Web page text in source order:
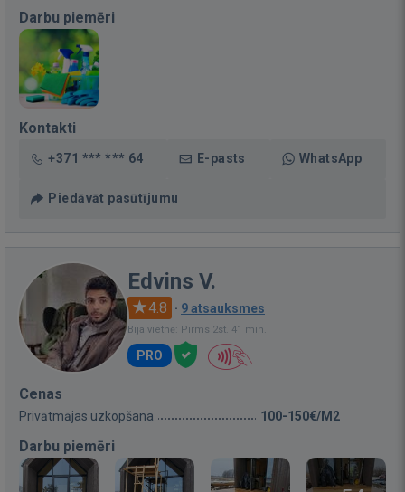
Darbu piemēri
Kontakti
+371 *** *** 64 E-pasts WhatsApp
Piedāvāt pasūtījumu
Edvins V.
4.8 · 9 atsauksmes
Bija vietnē: Pirms 2st. 41 min.
PRO
Cenas
Privātmājas uzkopšana 100-150€/M2
Darbu piemēri